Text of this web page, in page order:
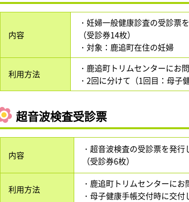
内容
・妊婦一般健康診査の受診票
（受診券14枚）
・対象：鹿追町在住の妊婦
利用方法
・鹿追町トリムセンターにお
・2回に分けて（1回目：母子
超音波検査受診票
内容
・超音波検査の受診票を発
（受診券6枚）
利用方法
・鹿追町トリムセンターに
・母子健康手帳交付時に交付